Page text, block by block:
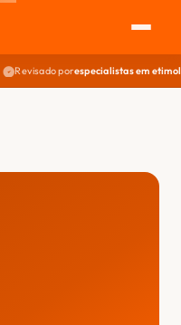
Revisado porespecialistas em